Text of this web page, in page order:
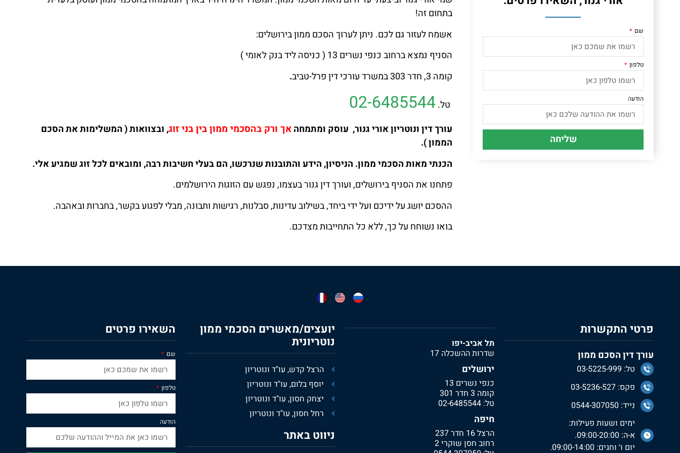
שם
טלפון
הודעה
שליחה
בתחום זה!
אשמח לעזור גם לכם. ניתן לערוך הסכם ממון בירושלים:
הסניף נמצא ברחוב כנפי נשרים 13 ( כניסה ליד בנק לאומי )
קומה 3, חדר 303 במשרד עורכי דין
פרל-טביב.
טל.02-6485544
עורך דין ונוטריון אורי גנור, עוסק ומתמחהאך ורק בהסכמי ממון בין בני זוג, ובצוואות ( המשלימות את הסכם
הממון ).
הכנתי מאות הסכמי ממון. הניסיון, הידע והתובנות שנרכשו, הם בעלי חשיבות רבה, ומובאים לכל זוג שמגיע אלי.
פתחנו את הסניף בירושלים, ועורך דין גנור בעצמו, נפגש עם הזוגות הירושלמים.
ההסכם יושג על ידיכם ועל ידי ביחד, בשילוב עדינות, סבלנות, רגישות ותבונה, מבלי לפגוע בקשר, בחברות ובאהבה.
בואו נשוחח על כך, ללא כל התחייבות מצדכם.
פרטי התקשרות
עורך דין הסכם ממון
טל: 03-5225-999
פקס: 03-5236-527
נייד: 0544-307050
ימים ושעות פעילות:
א-ה: 09:00-20:00.
יום ו׳ וחגים: 09:00-14:00.
תל אביב-יפו
שדרות ההשכלה 17
ירושלים
כנפי נשרים 13
קומה 3 חדר 301
טל: 02-6485544
חיפה
הרצל 16 חדר 237
רחוב חסן שוקרי 2
יועצים/מאשרים הסכמי ממון
נוטריונית
הרצל קדש, עו"ד ונוטריון
יוסף בלום, עו"ד ונוטריון
יצחק חסון, עו"ד ונוטריון
רחל חסון, עו"ד ונוטריון
ניווט באתר
השאירו פרטים
שם
טלפון
הודעה